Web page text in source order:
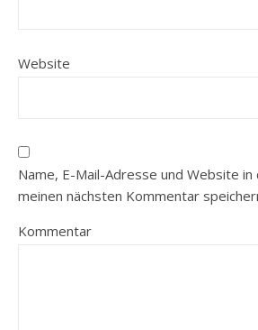
Website
Name, E-Mail-Adresse und Website
meinen nächsten Kommentar
Kommentar